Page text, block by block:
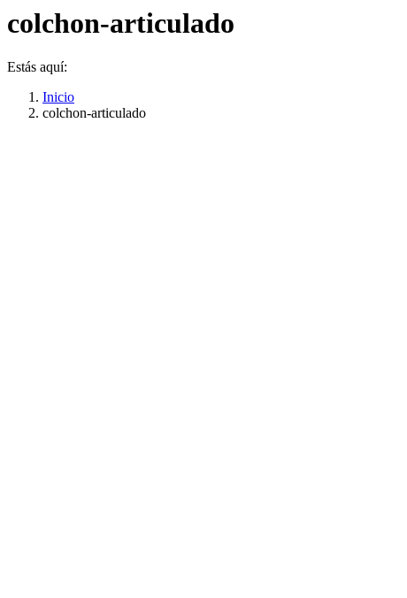
colchon-articulado
Estás aquí:
Inicio
colchon-articulado